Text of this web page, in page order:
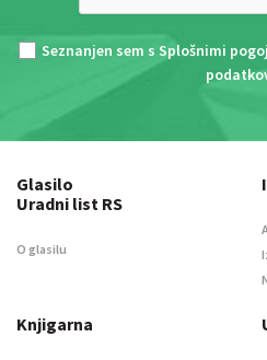
Seznanjen sem s Splošnimi
Glasilo
Uradni list RS
O glasilu
Knjigarna